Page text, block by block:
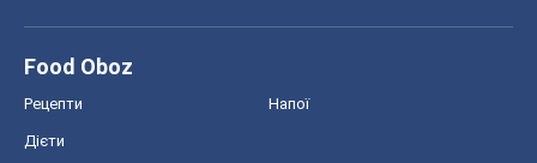
Food Oboz
Рецепти Напої
Дієти